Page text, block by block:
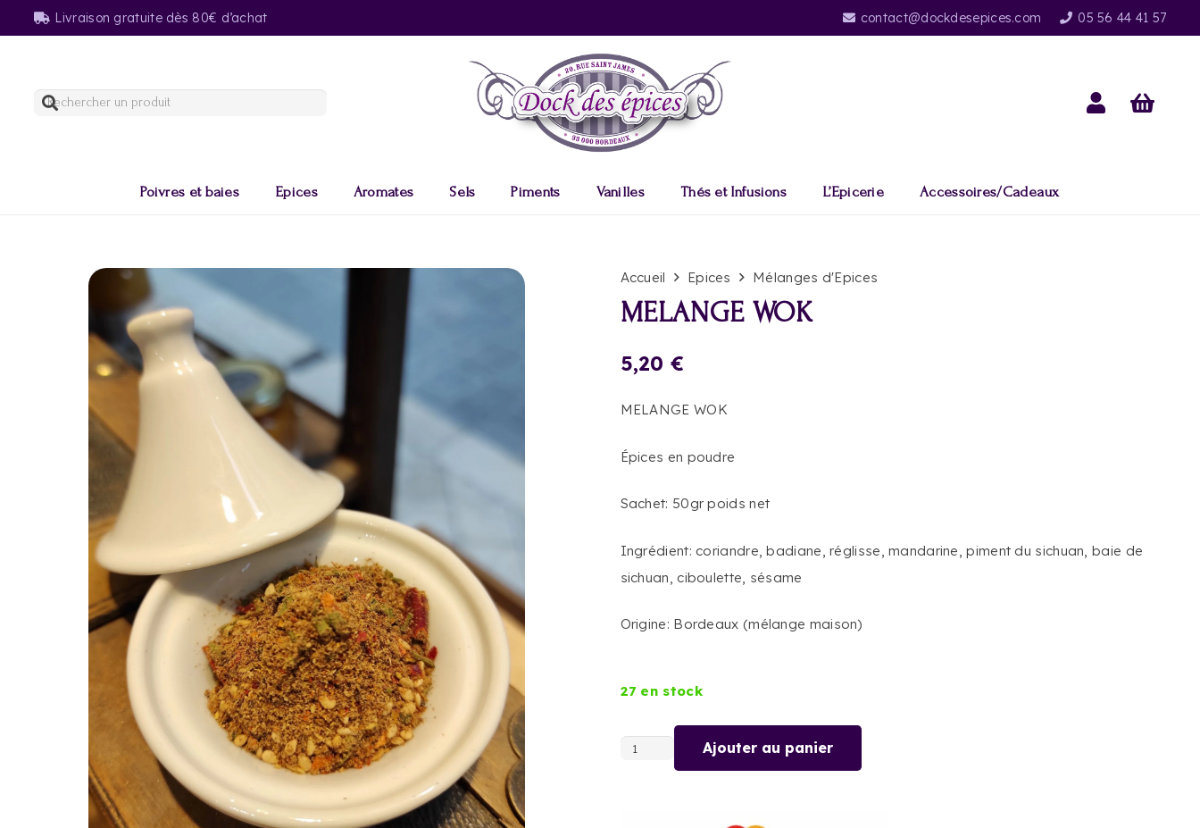
Livraison gratuite dès 80€ d’achat contact@dockdesepices.com 05 56 44 41 57
Poivres et baies Epices Aromates Sels Piments Vanilles Thés et Infusions L’Epicerie Accessoires/Cadeaux
Accueil Epices Mélanges d'Epices
MELANGE WOK
5,20 €
MELANGE WOK
Épices en poudre
Sachet: 50gr poids net
Ingrédient: coriandre, badiane, réglisse, mandarine, piment du sichuan, baie de
sichuan, ciboulette, sésame
Origine: Bordeaux (mélange maison)
27 en stock
quantité
Ajouter au panier